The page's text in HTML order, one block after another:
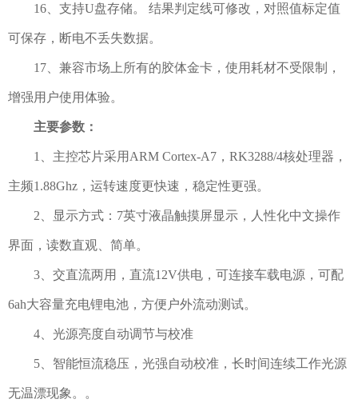
16、支持U盘存储。 结果判定线可修改，对照值标定值
可保存，断电不丢失数据。
17、兼容市场上所有的胶体金卡，使用耗材不受限制，
增强用户使用体验。
主要参数：
1、主控芯片采用ARM Cortex-A7，RK3288/4核处理器，
主频1.88Ghz，运转速度更快速，稳定性更强。
2、显示方式：7英寸液晶触摸屏显示，人性化中文操作
界面，读数直观、简单。
3、交直流两用，直流12V供电，可连接车载电源，可配
6ah大容量充电锂电池，方便户外流动测试。
4、光源亮度自动调节与校准
5、智能恒流稳压，光强自动校准，长时间连续工作光源
无温漂现象。。